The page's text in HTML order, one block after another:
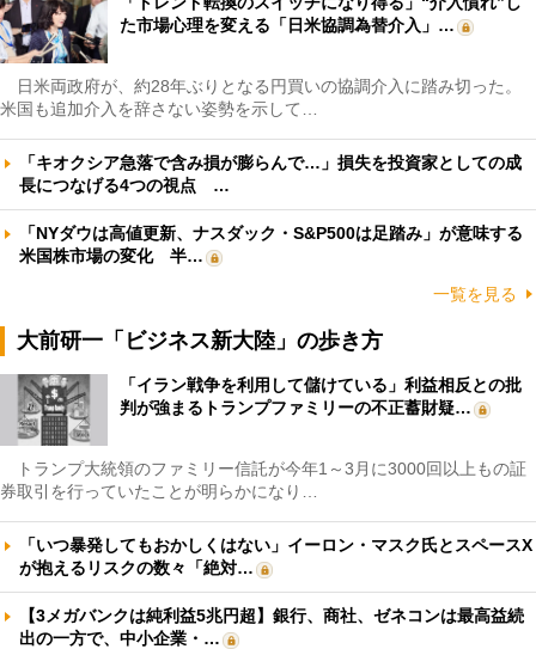
た市場心理を変える「日米協調為替介入」…
日米両政府が、約28年ぶりとなる円買いの協調介入に踏み切った。
米国も追加介入を辞さない姿勢を示して…
「キオクシア急落で含み損が膨らんで…」損失を投資家としての成
長につなげる4つの視点 …
「NYダウは高値更新、ナスダック・S&P500は足踏み」が意味する
米国株市場の変化 半…
一覧を見る
大前研一「ビジネス新大陸」の歩き方
「イラン戦争を利用して儲けている」利益相反との批
判が強まるトランプファミリーの不正蓄財疑…
トランプ大統領のファミリー信託が今年1～3月に3000回以上もの証
券取引を行っていたことが明らかになり…
「いつ暴発してもおかしくはない」イーロン・マスク氏とスペースX
が抱えるリスクの数々「絶対…
【3メガバンクは純利益5兆円超】銀行、商社、ゼネコンは最高益続
出の一方で、中小企業・…